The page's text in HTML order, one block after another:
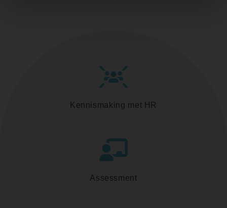
Kennismaking met HR
Assessment